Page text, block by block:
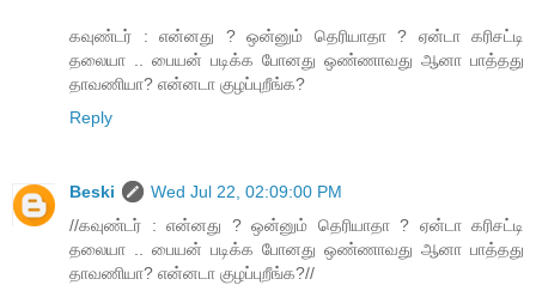
கவுண்டர் : என்னது ? ஒன்னும் தெரியாதா ? ஏன்டா கரிசட்டி
தலையா .. பையன் படிக்க போனது ஒண்ணாவது ஆனா பாத்தது
தாவணியா? என்னடா குழப்புறீங்க?
Reply
Beski
Wed Jul 22, 02:09:00 PM
//கவுண்டர் : என்னது ? ஒன்னும் தெரியாதா ? ஏன்டா கரிசட்டி
தலையா .. பையன் படிக்க போனது ஒண்ணாவது ஆனா பாத்தது
தாவணியா? என்னடா குழப்புறீங்க?//